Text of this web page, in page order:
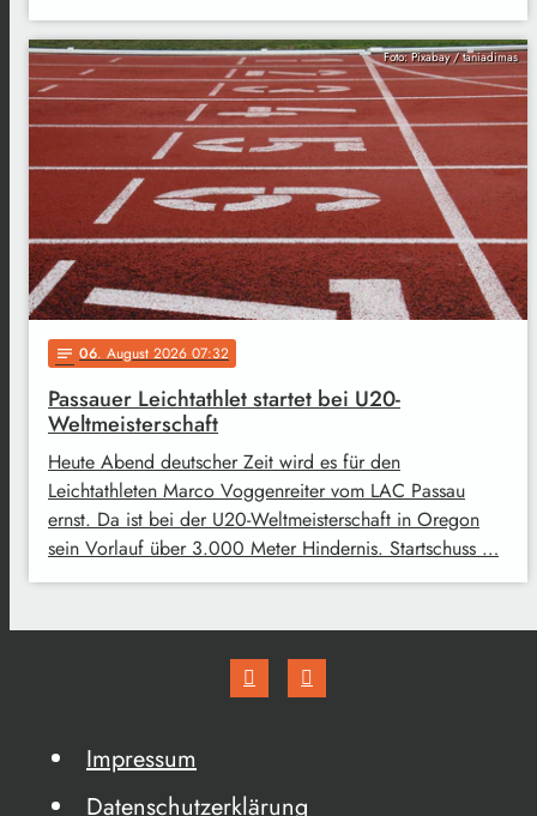
Foto: Pixabay / taniadimas
notes 06. August 2026 07:32
Passauer Leichtathlet startet bei U20-
Weltmeisterschaft
Heute Abend deutscher Zeit wird es für den
Leichtathleten Marco Voggenreiter vom LAC Passau
ernst. Da ist bei der U20-Weltmeisterschaft in Oregon
sein Vorlauf über 3.000 Meter Hindernis. Startschuss …
Impressum
Datenschutzerklärung